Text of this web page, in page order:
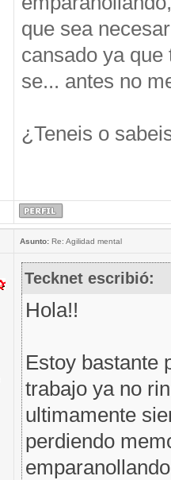
que sea
cansado ya
se... antes no
¿Teneis o
Asunto:Re: Agilidad mental
Tecknet escribió:
Hola!!
Estoy bastante
trabajo ya no
ultimamente
perdiendo